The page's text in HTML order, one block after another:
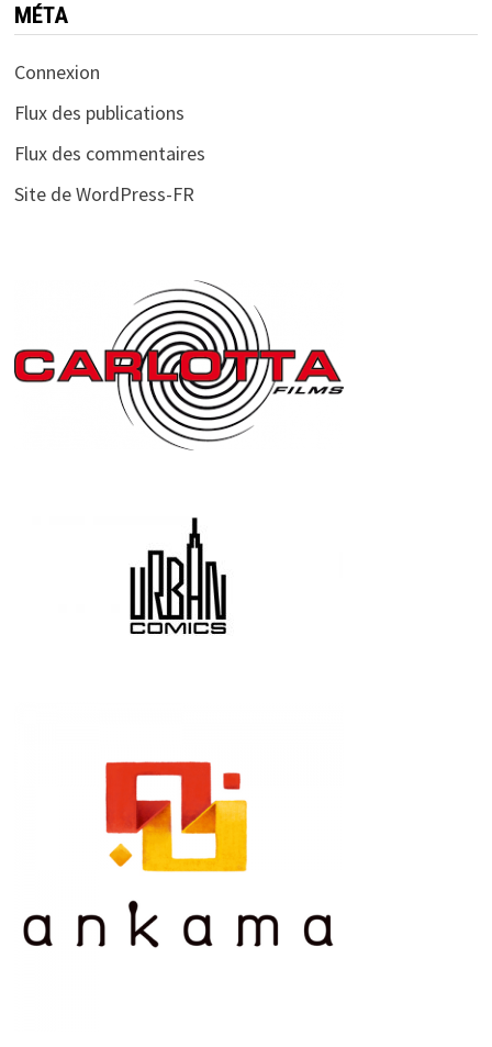
MÉTA
Connexion
Flux des publications
Flux des commentaires
Site de WordPress-FR